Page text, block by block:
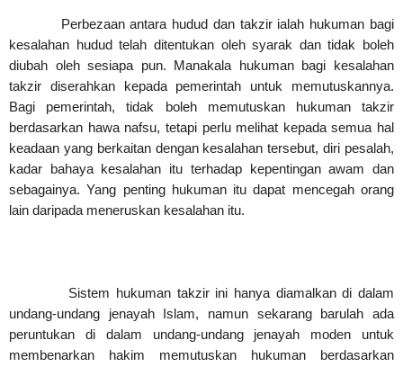
Perbezaan antara hudud dan takzir ialah hukuman bagi
kesalahan hudud telah ditentukan oleh syarak dan tidak boleh
diubah oleh sesiapa pun. Manakala hukuman bagi kesalahan
takzir diserahkan kepada pemerintah untuk memutuskannya.
Bagi pemerintah, tidak boleh memutuskan hukuman takzir
berdasarkan hawa nafsu, tetapi perlu melihat kepada semua hal
keadaan yang berkaitan dengan kesalahan tersebut, diri pesalah,
kadar bahaya kesalahan itu terhadap kepentingan awam dan
sebagainya. Yang penting hukuman itu dapat mencegah orang
lain daripada meneruskan kesalahan itu.
Sistem hukuman takzir ini hanya diamalkan di dalam
undang-undang jenayah Islam, namun sekarang barulah ada
peruntukan di dalam undang-undang jenayah moden untuk
membenarkan hakim memutuskan hukuman berdasarkan